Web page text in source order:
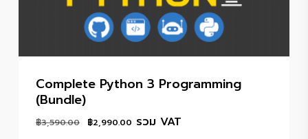
Complete Python 3 Programming
(Bundle)
฿3,590.00
Original
฿2,990.00Current
รวม VAT